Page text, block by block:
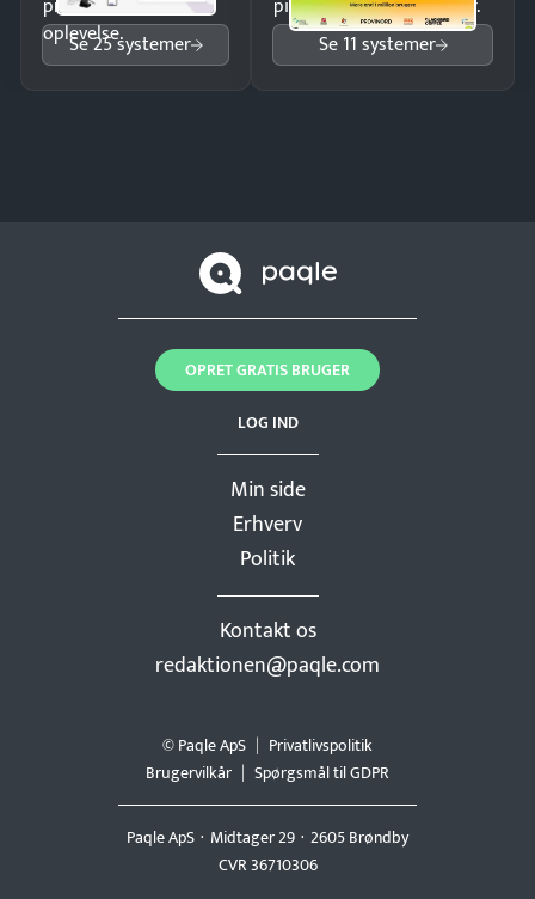
professionel
oplevelse.
Se 25 systemer
pipeline og opfølgninger.
Se 11 systemer
Min side
Erhverv
Politik
Kontakt os
redaktionen@paqle.com
LOG IND
OPRET GRATIS BRUGER
Paqle ApS Midtager 29 2605 Brøndby
CVR 36710306
© Paqle ApS
Privatlivspolitik
Brugervilkår
Spørgsmål til GDPR